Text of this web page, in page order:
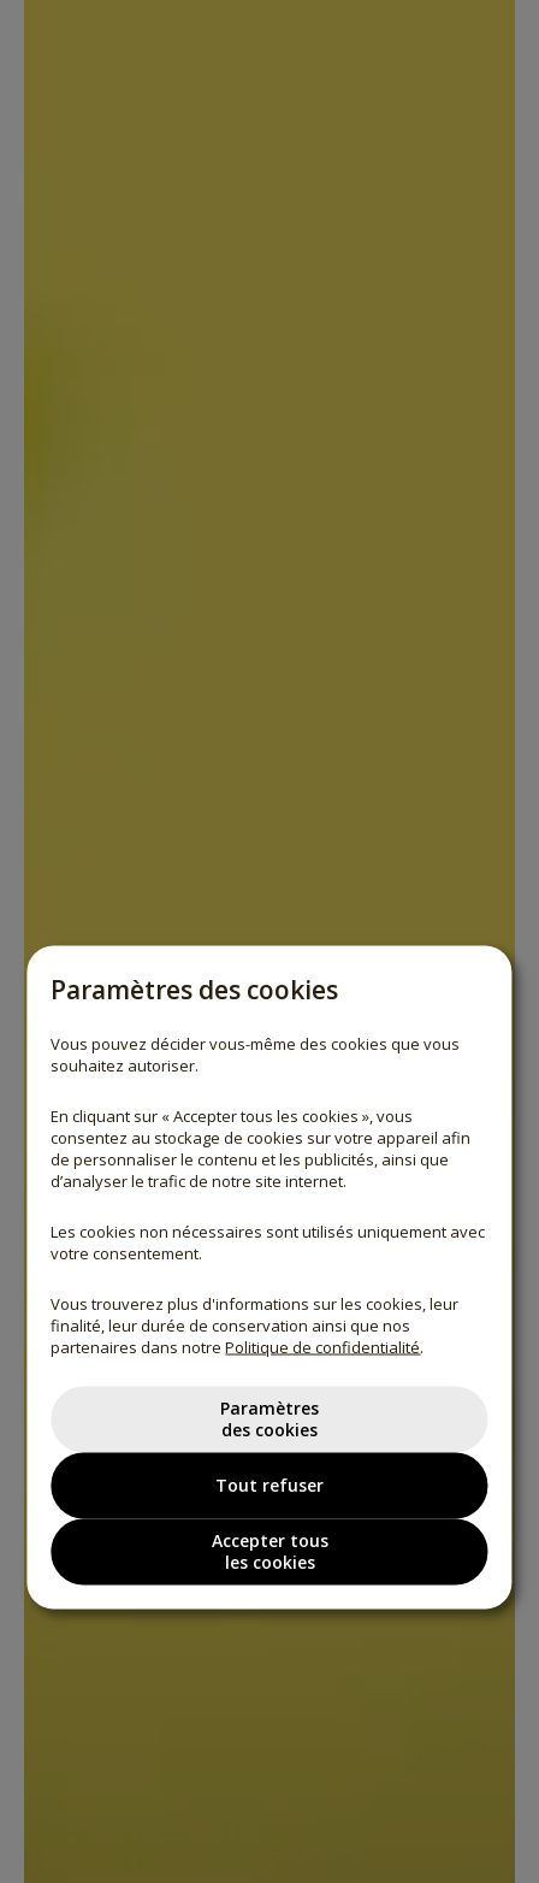
Paramètres des cookies
Vous pouvez décider vous-même des cookies que vous
souhaitez autoriser.
En cliquant sur « Accepter tous les cookies », vous
consentez au stockage de cookies sur votre appareil afin
de personnaliser le contenu et les publicités, ainsi que
d’analyser le trafic de notre site internet.
Les cookies non nécessaires sont utilisés uniquement avec
votre consentement.
Vous trouverez plus d'informations sur les cookies, leur
finalité, leur durée de conservation ainsi que nos
partenaires dans notrePolitique de confidentialité.
Paramètres
des cookies
Tout refuser
Accepter tous
les cookies